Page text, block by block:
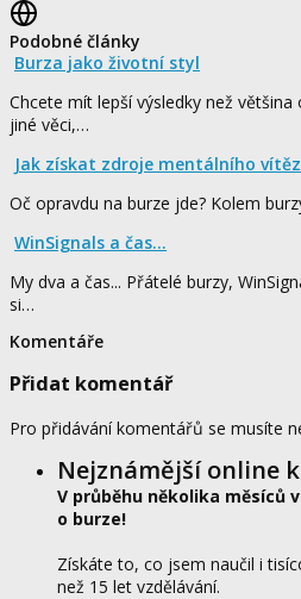
Podobné články
Burza jako životní styl
Chcete mít lepší výsledky než
jiné věci,…
Jak získat zdroje mentálního
Oč opravdu na burze jde? Kolem
WinSignals a čas...
My dva a čas... Přátelé burzy,
si…
Komentáře
Přidat komentář
Pro přidávání komentářů se musíte
Nejznámější online
V průběhu několika měsíců
o burze!
Získáte to, co jsem naučil i
než 15 let vzdělávání.